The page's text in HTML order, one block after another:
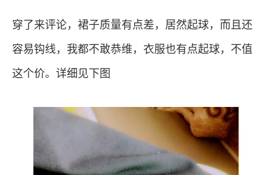
穿了来评论，裙子质量有点差，居然起球，而且还
容易钩线，我都不敢恭维，衣服也有点起球，不值
这个价。详细见下图